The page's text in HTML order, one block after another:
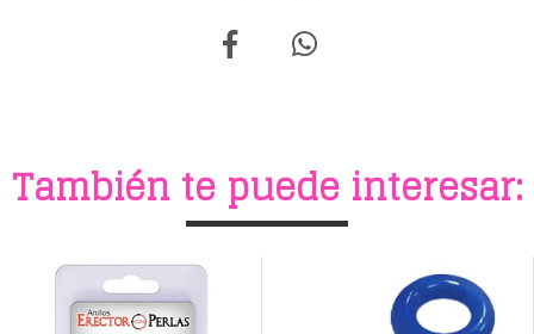
También te puede interesar: